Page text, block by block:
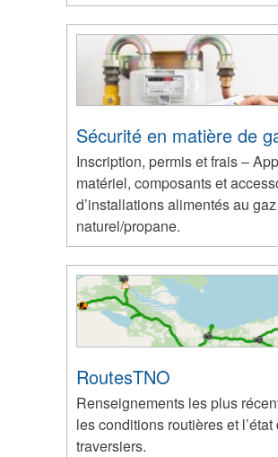
Sécurité en matière de
Inscription, permis et frais –
matériel, composants et
d’installations alimentés au gaz
naturel/propane.
RoutesTNO
Renseignements les plus
les conditions routières et l’état
traversiers.